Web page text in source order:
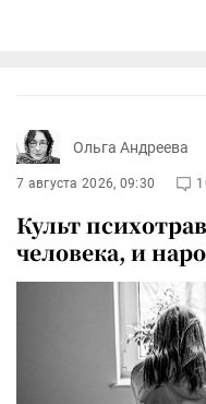
Ольга Андреева
7 августа 2026, 09:30
Культ
человека, и